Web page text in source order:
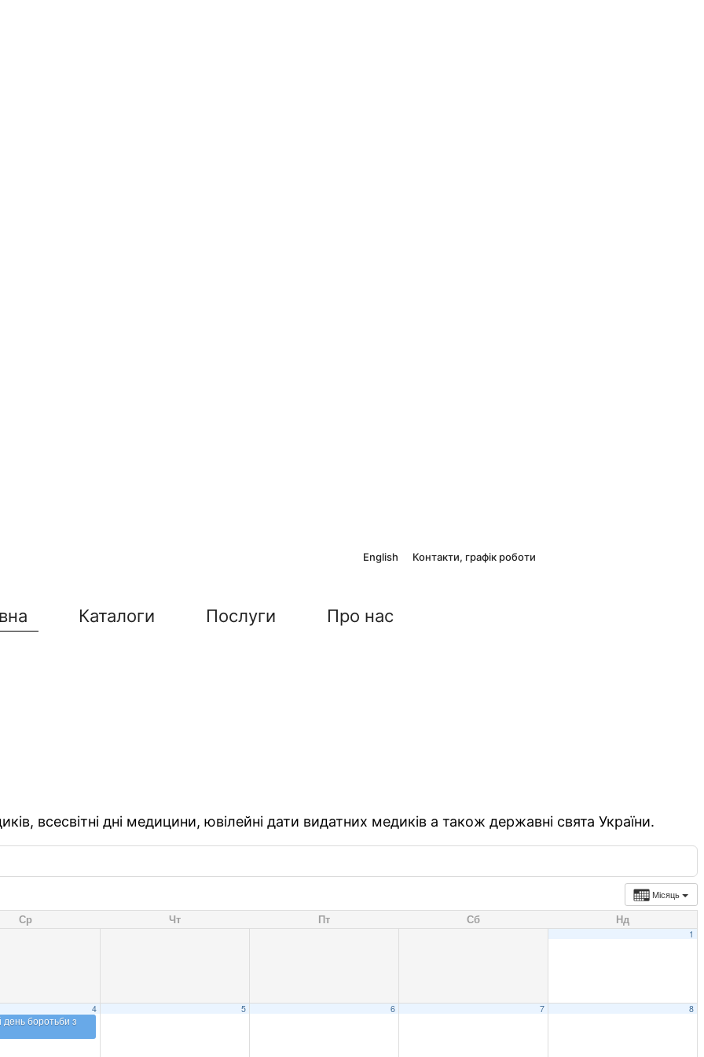
English Контакти, графік роботи
Каталоги Послуги Про нас
всесвітні дні медицини, ювілейні дати видатних медиків а також державні свята України.
Місяць
Ср Чт Пт Сб Нд
1
4
день боротьби з
5 6 7 8